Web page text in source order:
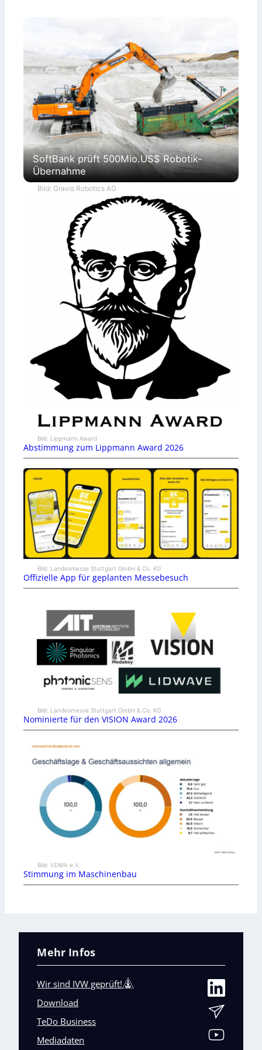
SoftBank prüft 500Mio.US$ Robotik-
Übernahme
Bild: Gravis Robotics AG
Bild: Lippmann Award
Abstimmung zum Lippmann Award 2026
Bild: Landesmesse Stuttgart GmbH & Co. KG
Offizielle App für geplanten Messebesuch
Bild: Landesmesse Stuttgart GmbH & Co. KG
Nominierte für den VISION Award 2026
Bild: VDMA e.V.
Stimmung im Maschinenbau
Mehr Infos
Wir sind IVW geprüft!
Download
TeDo Business
Mediadaten